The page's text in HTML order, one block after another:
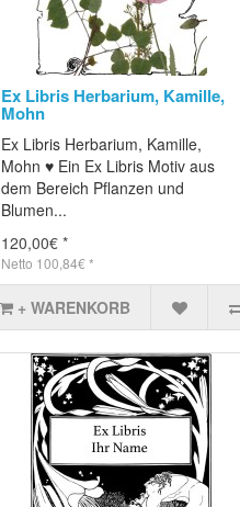
Ex Libris Herbarium, Kamille,
Mohn
Ex Libris Herbarium, Kamille,
Mohn ♥ Ein Ex Libris Motiv aus
dem Bereich Pflanzen und
Blumen...
120,00€ *
Netto 100,84€ *
+ WARENKORB